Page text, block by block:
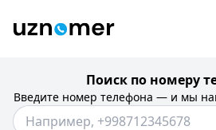
Поиск по номеру
Введите номер телефона — и мы